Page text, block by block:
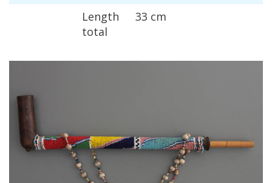
Length
total
33 cm